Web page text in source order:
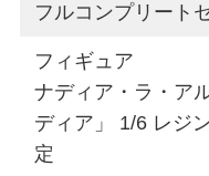
フルコンプリート
フィギュア
ナディア・ラ・ア
ディア」 1/6 レジ
定